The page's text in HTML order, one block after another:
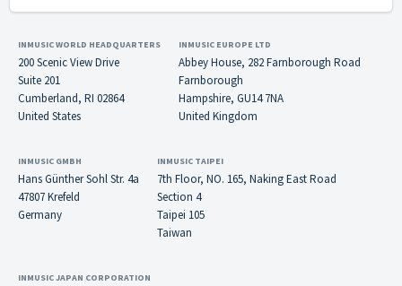
INMUSIC WORLD HEADQUARTERS
200 Scenic View Drive
Suite 201
Cumberland, RI 02864
United States
INMUSIC EUROPE LTD
Abbey House, 282 Farnborough Road
Farnborough
Hampshire, GU14 7NA
United Kingdom
INMUSIC GMBH
Hans Günther Sohl Str. 4a
47807 Krefeld
Germany
INMUSIC TAIPEI
7th Floor, NO. 165, Naking East Road
Section 4
Taipei 105
Taiwan
INMUSIC JAPAN CORPORATION